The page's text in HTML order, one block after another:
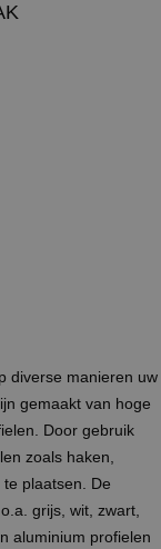
diverse manieren uw
gemaakt van hoge
Door gebruik
zoals haken,
plaatsen. De
grijs, wit, zwart,
aluminium profielen